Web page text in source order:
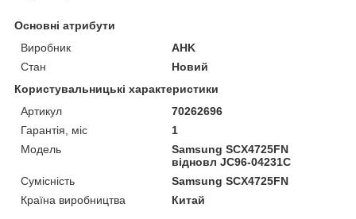
Основні атрибути
Виробник
AHK
Стан
Новий
Користувальницькі характеристики
Артикул
70262696
Гарантія, міс
1
Мoдель
Samsung SCX4725FN
відновл JC96-04231C
Сумісність
Samsung SCX4725FN
Країна виробництва
Китай